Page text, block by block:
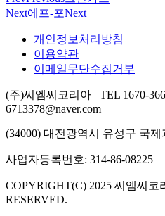
Next에프-포Next
개인정보처리방침
이용약관
이메일무단수집거부
(주)씨엠씨코리아 TEL 1670-
6713378@naver.com
(34000) 대전광역시 유성구 국제
사업자등록번호: 314-86-08225
COPYRIGHT(C) 2025 씨엠씨
RESERVED.